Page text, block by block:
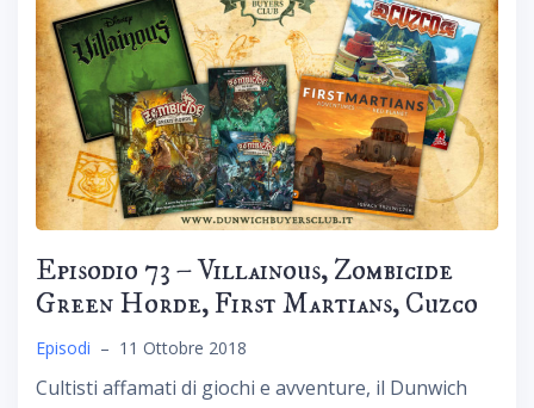
Episodio 73 – Villainous, Zombicide
Green Horde, First Martians, Cuzco
Episodi – 11 Ottobre 2018
Cultisti affamati di giochi e avventure, il Dunwich